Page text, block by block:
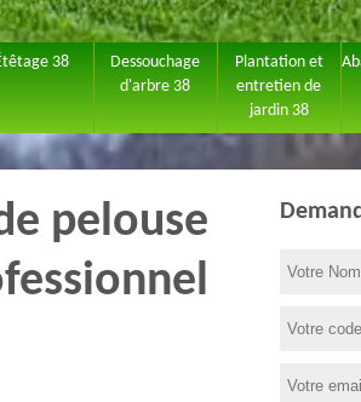
38
Dessouchage
d'arbre 38
Plantation et
entretien de
jardin 38
pelouse